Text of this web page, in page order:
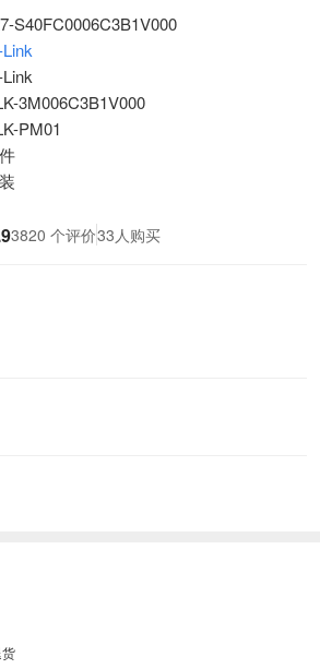
S40FC0006C3B1V000
3M006C3B1V000
PM01
3820 个评价33人购买